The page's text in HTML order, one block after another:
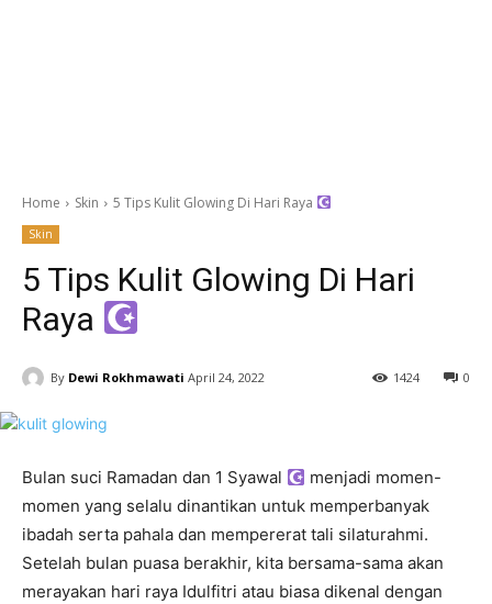
Home Skin 5 Tips Kulit Glowing Di Hari Raya
Skin
5 Tips Kulit Glowing Di Hari
Raya
By Dewi Rokhmawati April 24, 2022 0
1424
Bulan suci Ramadan dan 1 Syawal
menjadi momen-
momen yang selalu dinantikan untuk memperbanyak
ibadah serta pahala dan mempererat tali silaturahmi.
Setelah bulan puasa berakhir, kita bersama-sama akan
merayakan hari raya Idulfitri atau biasa dikenal dengan